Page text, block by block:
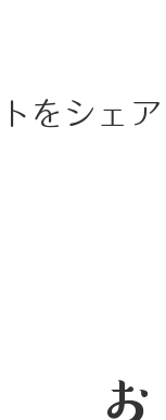
をシェア